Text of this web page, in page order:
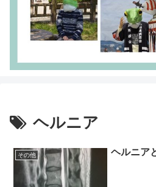
ヘルニア
その他 ヘルニア